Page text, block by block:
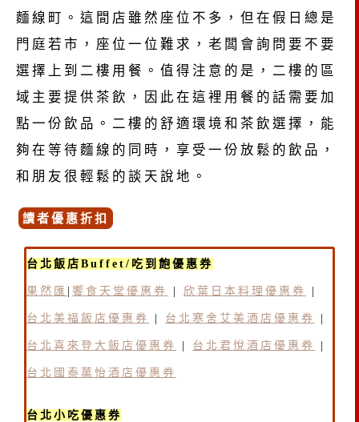
麵線町。這間店雖然座位不多，但在假日總是
門庭若市，座位一位難求，老闆會詢問要不要
選擇上到二樓用餐。值得注意的是，二樓的區
域主要提供茶飲，因此在這裡用餐的話需要加
點一份飲品。二樓的舒適環境和茶飲選擇，能
夠在等待麵線的同時，享受一份放鬆的飲品，
和朋友很輕鬆的談天說地。
讀者優惠折扣
台北飯店Buffet/吃到飽優惠券
果然匯 饗食天堂優惠券 欣葉日本料理優惠券
台北美福飯店優惠券 台北寒舍艾美酒店優惠券
台北喜來登大飯店優惠券 台北君悅酒店優惠券
台北國泰萬怡酒店優惠券
台北小吃優惠券